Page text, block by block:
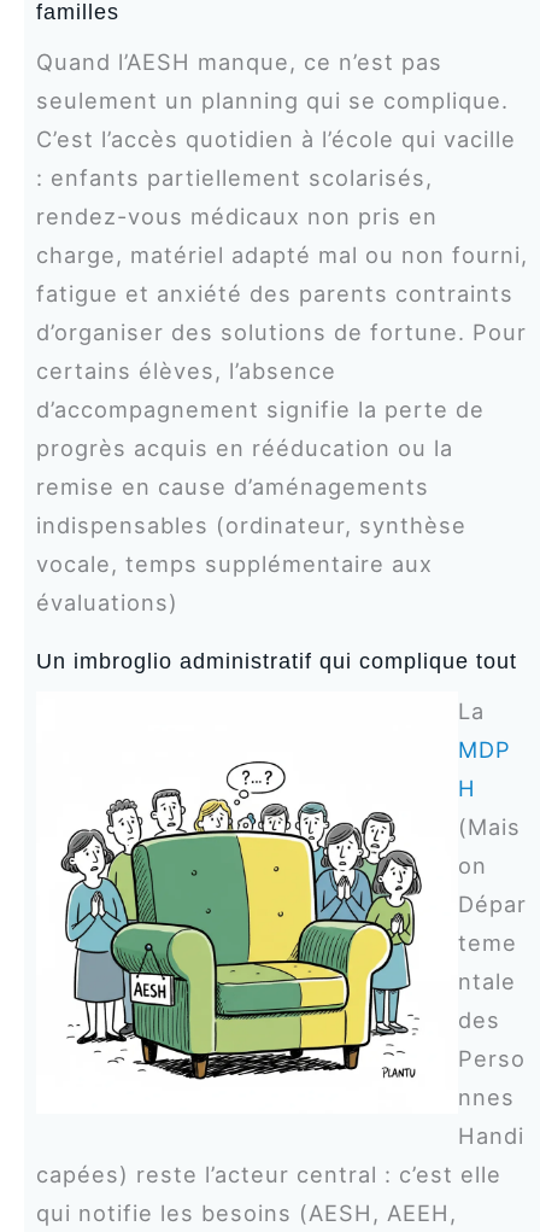
familles
Quand l’AESH manque, ce n’est pas
seulement un planning qui se complique.
C’est l’accès quotidien à l’école qui vacille
: enfants partiellement scolarisés,
rendez-vous médicaux non pris en
charge, matériel adapté mal ou non fourni,
fatigue et anxiété des parents contraints
d’organiser des solutions de fortune. Pour
certains élèves, l’absence
d’accompagnement signifie la perte de
progrès acquis en rééducation ou la
remise en cause d’aménagements
indispensables (ordinateur, synthèse
vocale, temps supplémentaire aux
évaluations)
Un imbroglio administratif qui complique tout
La
MDP
H
(Mais
on
Dépar
teme
ntale
des
Perso
nnes
Handi
capées) reste l’acteur central : c’est elle
qui notifie les besoins (AESH, AEEH,